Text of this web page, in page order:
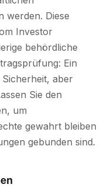
werden. Diese
Investor
behördliche
Ein
aber
Sie den
um
gewahrt bleiben
gebunden sind.